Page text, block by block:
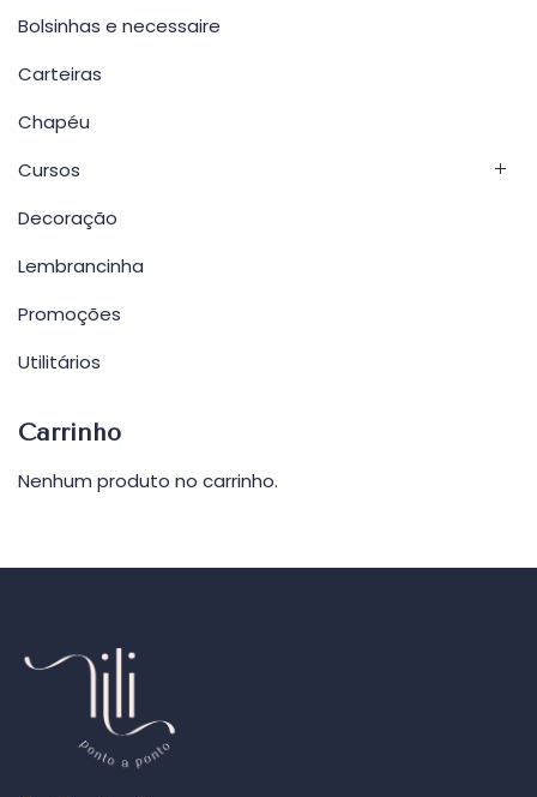
Bolsinhas e necessaire
Carteiras
Chapéu
Cursos
Decoração
Lembrancinha
Promoções
Utilitários
Carrinho
Nenhum produto no carrinho.